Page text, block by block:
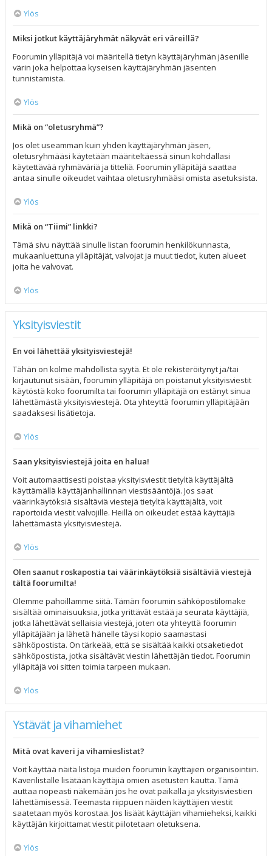
Ylös
Miksi jotkut käyttäjäryhmät näkyvät eri väreillä?
Foorumin ylläpitäjä voi määritellä tietyn käyttäjäryhmän jäsenille
värin joka helpottaa kyseisen käyttäjäryhmän jäsenten
tunnistamista.
Ylös
Mikä on “oletusryhmä”?
Jos olet useamman kuin yhden käyttäjäryhmän jäsen,
oletusryhmääsi käytetään määriteltäessä sinun kohdallasi
käytettävää ryhmäväriä ja titteliä. Foorumin ylläpitäjä saattaa
antaa sinulle oikeudet vaihtaa oletusryhmääsi omista asetuksista.
Ylös
Mikä on “Tiimi” linkki?
Tämä sivu näyttää sinulle listan foorumin henkilökunnasta,
mukaanluettuna ylläpitäjät, valvojat ja muut tiedot, kuten alueet
joita he valvovat.
Ylös
Yksityisviestit
En voi lähettää yksityisviestejä!
Tähän on kolme mahdollista syytä. Et ole rekisteröitynyt ja/tai
kirjautunut sisään, foorumin ylläpitäjä on poistanut yksityisviestit
käytöstä koko foorumilta tai foorumin ylläpitäjä on estänyt sinua
lähettämästä yksityisviestejä. Ota yhteyttä foorumin ylläpitäjään
saadaksesi lisätietoja.
Ylös
Saan yksityisviestejä joita en halua!
Voit automaattisesti poistaa yksityisviestit tietyltä käyttäjältä
käyttämällä käyttäjänhallinnan viestisääntöjä. Jos saat
väärinkäytöksiä sisältäviä viestejä tietyltä käyttäjältä, voit
raportoida viestit valvojille. Heillä on oikeudet estää käyttäjiä
lähettämästä yksityisviestejä.
Ylös
Olen saanut roskapostia tai väärinkäytöksiä sisältäviä viestejä
tältä foorumilta!
Olemme pahoillamme siitä. Tämän foorumin sähköpostilomake
sisältää ominaisuuksia, jotka yrittävät estää ja seurata käyttäjiä,
jotka lähettävät sellaisia viestejä, joten ota yhteyttä foorumin
ylläpitäjään ja lähetä hänelle täysi kopio saamastasi
sähköpostista. On tärkeää, että se sisältää kaikki otsaketiedot
sähköpostista, jotka sisältävät viestin lähettäjän tiedot. Foorumin
ylläpitäjä voi sitten toimia tarpeen mukaan.
Ylös
Ystävät ja vihamiehet
Mitä ovat kaveri ja vihamieslistat?
Voit käyttää näitä listoja muiden foorumin käyttäjien organisointiin.
Kaverilistalle lisätään käyttäjiä omien asetusten kautta. Tämä
auttaa nopeasti näkemään jos he ovat paikalla ja yksityisviestien
lähettämisessä. Teemasta riippuen näiden käyttäjien viestit
saatetaan myös korostaa. Jos lisäät käyttäjän vihamieheksi, kaikki
käyttäjän kirjoittamat viestit piilotetaan oletuksena.
Ylös